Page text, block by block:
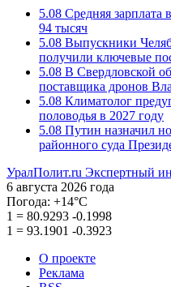
5.08 Средняя зарплата
94 тысяч
5.08 Выпускники
получили ключевые
5.08 В Свердловской
поставщика дронов
5.08 Климатолог
половодья в 2027 году
5.08 Путин назначил
районного суда
УралПолит.ru Экспертный
6 августа 2026 года
Погода: +14°С
1 = 80.9293 -0.1998
1 = 93.1901 -0.3923
О проекте
Реклама